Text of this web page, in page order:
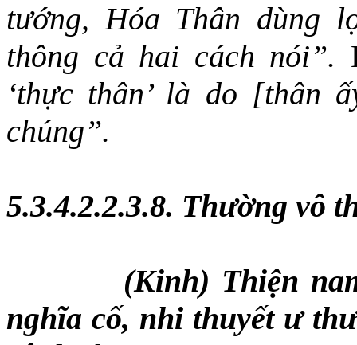
tướng, Hóa Thân dùng
thông cả hai cách nói”.
‘thực thân’ là do [thân
chúng”.
5.3.4.2.2.3.8. Thường vô
(Kinh) Thiện
nghĩa cố, nhi thuyết ư